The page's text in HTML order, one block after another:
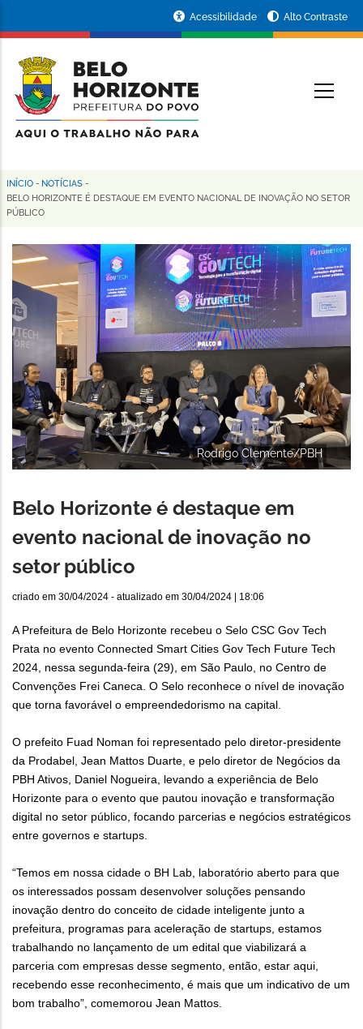
conteúdo
principal
da
Prefeitura
de
Horizonte
Acessibilidade Alto Contraste
Trilha
de
navegação
INÍCIO - NOTÍCIAS -
BELO HORIZONTE É DESTAQUE EM EVENTO NACIONAL DE INOVAÇÃO NO SETOR
PÚBLICO
Rodrigo Clemente/PBH
Belo Horizonte é destaque em
evento nacional de inovação no
setor público
criado em 30/04/2024 - atualizado em 30/04/2024 | 18:06
A Prefeitura de Belo Horizonte recebeu o Selo CSC Gov Tech
Prata no evento Connected Smart Cities Gov Tech Future Tech
2024, nessa segunda-feira (29), em São Paulo, no Centro de
Convenções Frei Caneca. O Selo reconhece o nível de inovação
que torna favorável o empreendedorismo na capital.
O prefeito Fuad Noman foi representado pelo diretor-presidente
da Prodabel, Jean Mattos Duarte, e pelo diretor de Negócios da
PBH Ativos, Daniel Nogueira, levando a experiência de Belo
Horizonte para o evento que pautou inovação e transformação
digital no setor público, focando parcerias e negócios estratégicos
entre governos e startups.
“Temos em nossa cidade o BH Lab, laboratório aberto para que
os interessados possam desenvolver soluções pensando
inovação dentro do conceito de cidade inteligente junto a
prefeitura, programas para aceleração de startups, estamos
trabalhando no lançamento de um edital que viabilizará a
parceria com empresas desse segmento, então, estar aqui,
recebendo esse reconhecimento, é mais que um indicativo de um
bom trabalho”, comemorou Jean Mattos.